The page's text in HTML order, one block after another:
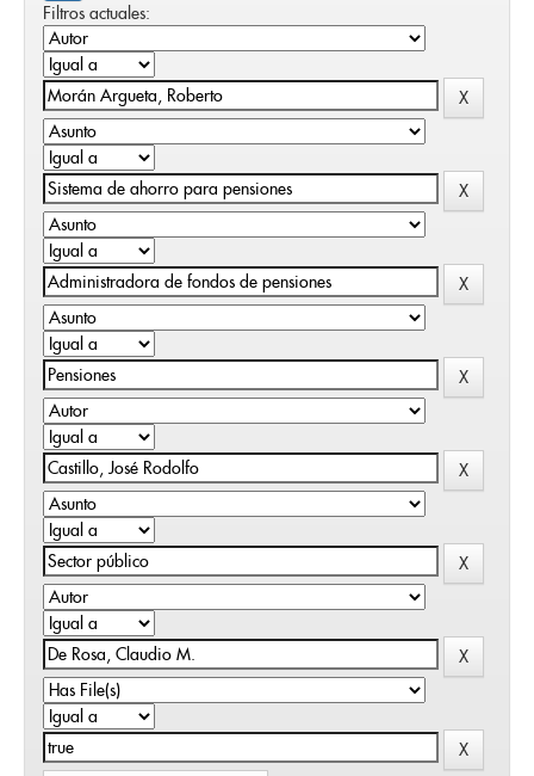
Filtros actuales: